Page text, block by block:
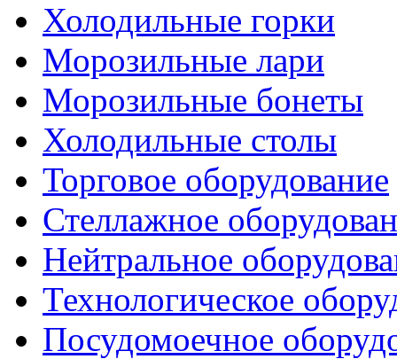
Холодильные горки
Морозильные лари
Морозильные бонеты
Холодильные столы
Торговое оборудование
Стеллажное
Нейтральное
Технологическое
Посудомоечное